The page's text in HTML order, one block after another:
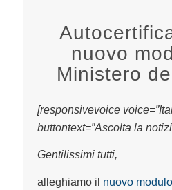
nuovo
Ministero
[responsivevoice
buttontext=”Ascolta la
Gentilissimi tutti,
alleghiamo il nuovo